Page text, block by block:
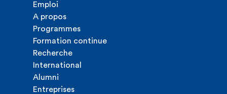
Emploi
A propos
Programmes
Formation continue
Recherche
International
Alumni
Entreprises